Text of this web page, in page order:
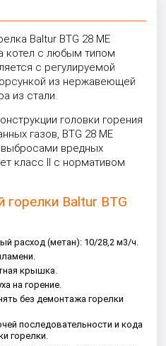
Baltur BTG 28 ME
котел с любым типом
с регулируемой
из нержавеющей
из стали.
головки горения
газов, BTG 28 ME
выбросами вредных
класс II с нормативом
горелки Baltur BTG
расход (метан): 10/28,2 м3/ч.
крышка.
на горение.
без демонтажа горелки
последовательности и кода
горелки.